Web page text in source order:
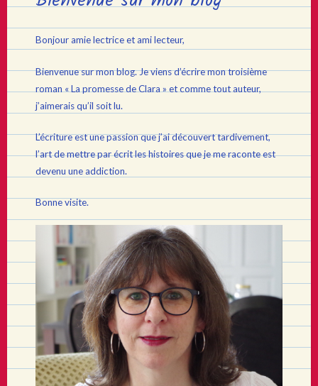
Bonjour amie lectrice et ami lecteur,
Bienvenue sur mon blog. Je viens d’écrire mon troisième
roman « La promesse de Clara » et comme tout auteur,
j’aimerais qu’il soit lu.
L’écriture est une passion que j’ai découvert tardivement,
l’art de mettre par écrit les histoires que je me raconte est
devenu une addiction.
Bonne visite.